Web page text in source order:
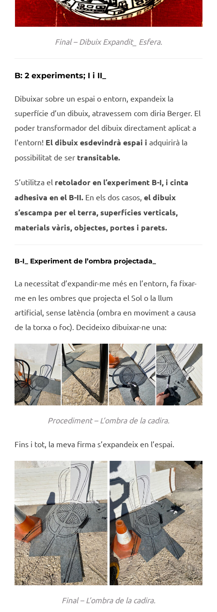
Final – Dibuix Expandit_ Esfera.
B: 2 experiments; I i II_
Dibuixar sobre un espai o entorn, expandeix la
superfície d’un dibuix, atravessem com diria Berger. El
poder transformador del dibuix directament aplicat a
l’entorn! El dibuix esdevindrà espai i adquirirà la
possibilitat de ser transitable.
S’utilitza el retolador en l’experiment B-I, i cinta
adhesiva en el B-II. En els dos casos, el dibuix
s’escampa per el terra, superfícies verticals,
materials vàris, objectes, portes i parets.
B-I_ Experiment de l’ombra projectada_
La necessitat d’expandir-me més en l’entorn, fa fixar-
me en les ombres que projecta el Sol o la llum
artificial, sense latència (ombra en moviment a causa
de la torxa o foc). Decideixo dibuixar-ne una:
Procediment – L’ombra de la cadira.
Fins i tot, la meva firma s’expandeix en l’espai.
Final – L’ombra de la cadira.